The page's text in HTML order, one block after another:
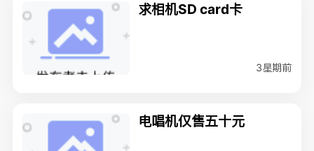
求相机SD card卡
3星期前
电唱机仅售五十元